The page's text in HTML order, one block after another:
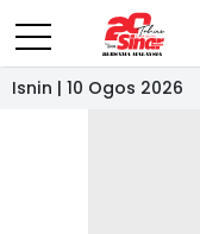
Isnin | 10 Ogos 2026